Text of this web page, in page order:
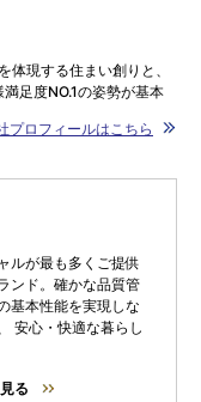
体現する住まい創りと、
足度NO.1の姿勢が基本
プロフィールはこちら
ルが最も多くご提供
ンド。確かな品質管
基本性能を実現しな
安心・快適な暮らし
る